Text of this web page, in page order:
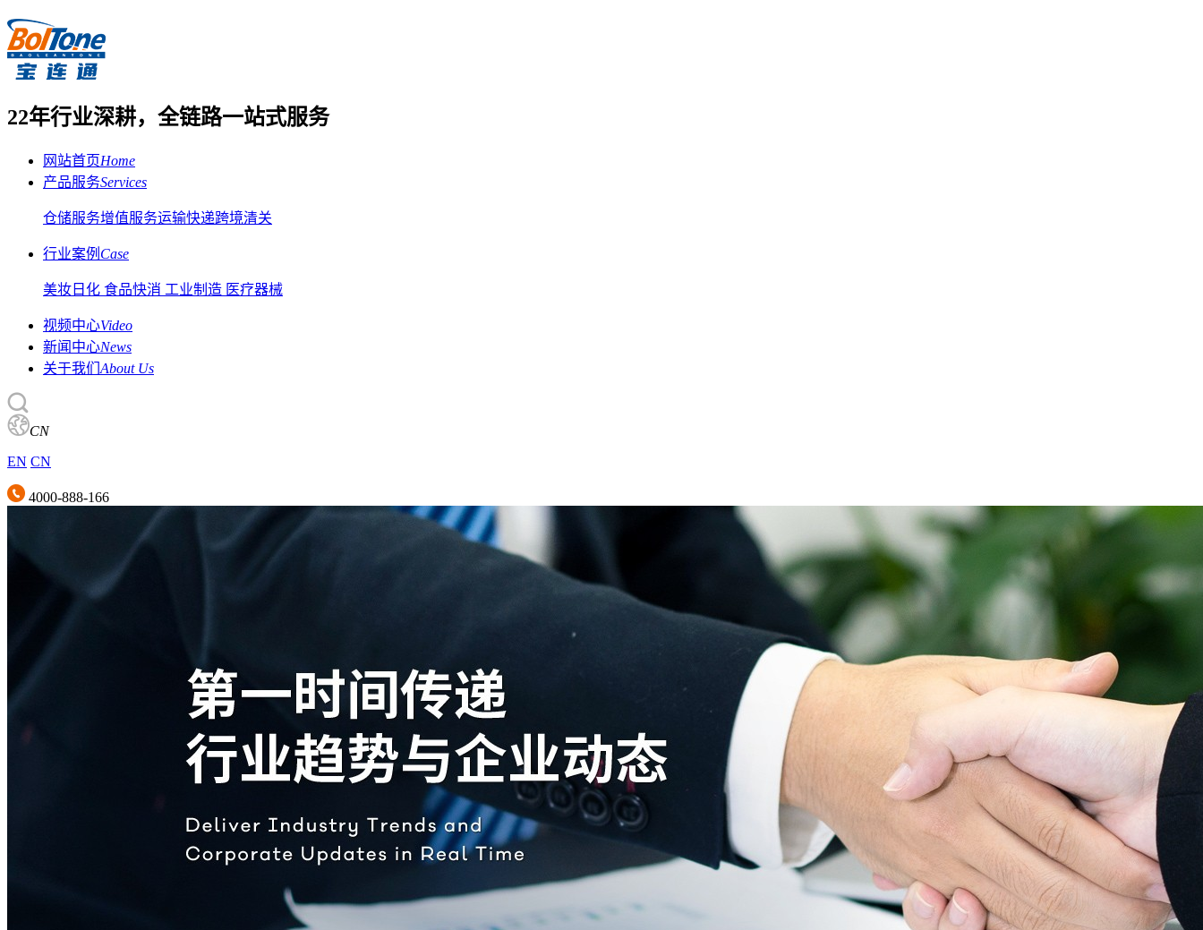
22年行业深耕，全链路一站式服务
网站首页Home
产品服务Services
仓储服务增值服务运输快递跨境清关
行业案例 Case
美妆日化 食品快消 工业制造 医疗器械
视频中心Video
新闻中心News
关于我们 About Us
CN
EN CN
4000-888-166